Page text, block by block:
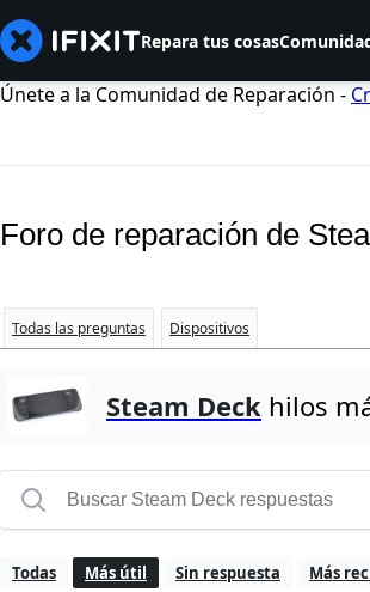
Repara tus cosas
Únete a la Comunidad de Reparación -
Foro de reparación de
Todas las preguntas Dispositivos
Steam Deck hilos
Todas Más útil Sin respuesta Más